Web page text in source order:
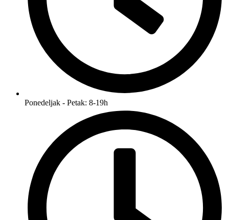
Ponedeljak - Petak: 8-19h